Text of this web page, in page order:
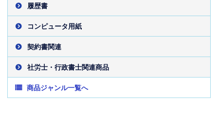
履歴書
コンピュータ用紙
契約書関連
社労士・行政書士関連商品
商品ジャンル一覧へ